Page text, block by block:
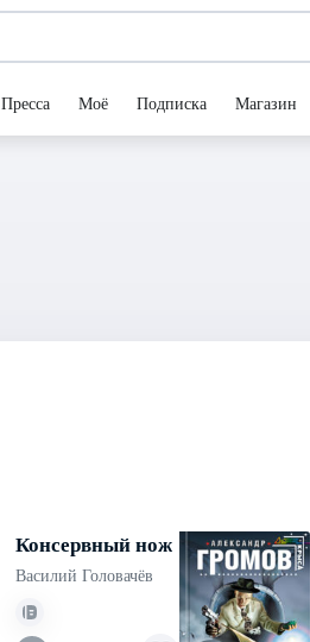
Пресса Моё Подписка Магазин
Консервный нож
Василий Головачёв